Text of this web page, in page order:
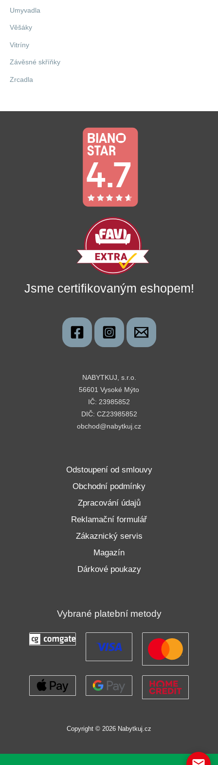
Umyvadla
Věšáky
Vitríny
Závěsné skříňky
Zrcadla
Jsme certifikovaným eshopem!
NABYTKUJ, s.r.o.
56601 Vysoké Mýto
IČ: 23985852
DIČ: CZ23985852
obchod@nabytkuj.cz
Odstoupení od smlouvy
Obchodní podmínky
Zpracování údajů
Reklamační formulář
Zákaznický servis
Magazín
Dárkové poukazy
Vybrané platební metody
Copyright © 2026 Nabytkuj.cz